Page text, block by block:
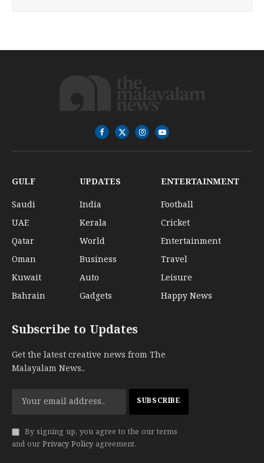
Facebook
X
(Twitter)
InstagramYouTube
GULF
Saudi
UAE
Qatar
Oman
Kuwait
Bahrain
UPDATES
India
Kerala
World
Business
Auto
Gadgets
ENTERTAINMENT
Football
Cricket
Entertainment
Travel
Leisure
Happy News
Subscribe to Updates
Get the latest creative news from The
Malayalam News..
By signing up, you agree to the our terms
and our Privacy Policy agreement.